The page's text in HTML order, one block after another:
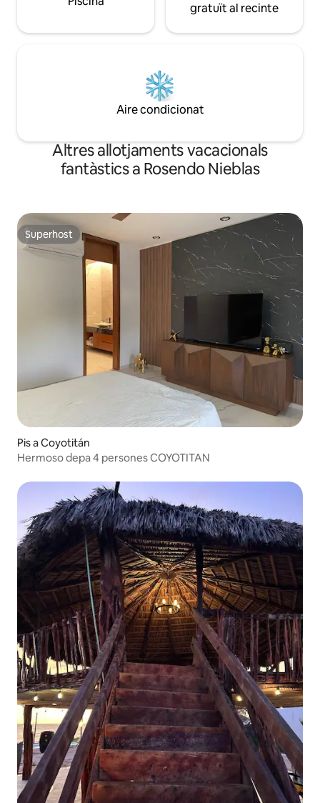
gratuït al recinte
Aire condicionat
Altres allotjaments vacacionals
fantàstics a Rosendo Nieblas
Superhost
Superhost
Pis a Coyotitán
Hermoso depa 4 persones COYOTITAN